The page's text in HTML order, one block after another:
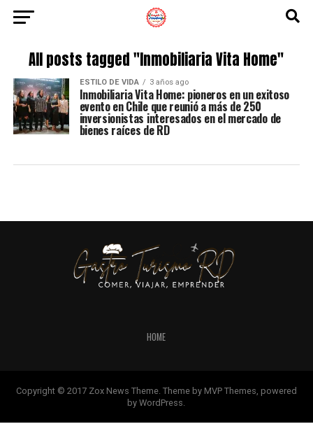
All posts tagged "Inmobiliaria Vita Home"
ESTILO DE VIDA 3 años ago
Inmobiliaria Vita Home: pioneros en un exitoso
evento en Chile que reunió a más de 250
inversionistas interesados en el mercado de
bienes raíces de RD
HOME
Copyright © 2017 Zox News Theme. Theme by MVP Themes, powered
by WordPress.